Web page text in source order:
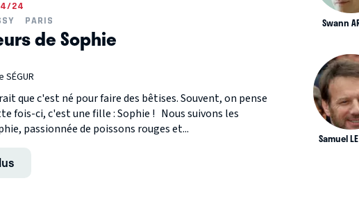
24
PARIS
de Sophie
que c'est né pour faire des bêtises. Souvent, on pense
fois-ci, c'est une fille : Sophie ! Nous suivons les
passionnée de poissons rouges et...
Swann
Samuel